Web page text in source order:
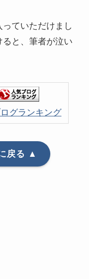
ていただけまし
と、筆者が泣い
グランキング
戻る ▲